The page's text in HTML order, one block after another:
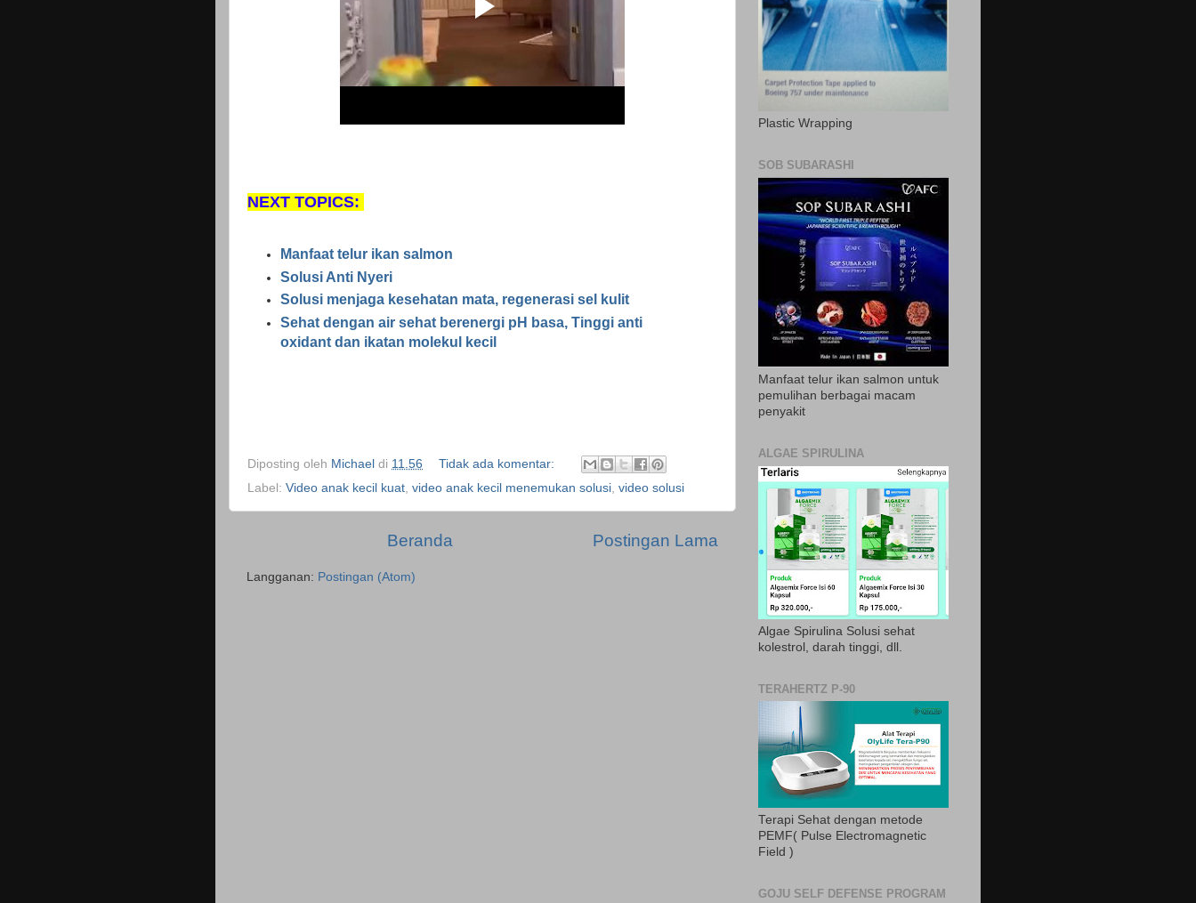
NEXT TOPICS:
Manfaat telur ikan salmon
Solusi Anti Nyeri
Solusi menjaga kesehatan mata, regenerasi sel kulit
Sehat dengan air sehat berenergi pH basa, Tinggi anti
oxidant dan ikatan molekul kecil
Diposting oleh Michael di 11.56
Tidak ada komentar:
Label: Video anak kecil kuat, video anak kecil menemukan solusi, video solusi
Postingan Lama
Beranda
Langganan: Postingan (Atom)
Plastic Wrapping
SOB SUBARASHI
Manfaat telur ikan salmon untuk
pemulihan berbagai macam
penyakit
ALGAE SPIRULINA
Algae Spirulina Solusi sehat
kolestrol, darah tinggi, dll.
TERAHERTZ P-90
Terapi Sehat dengan metode
PEMF( Pulse Electromagnetic
Field )
GOJU SELF DEFENSE PROGRAM